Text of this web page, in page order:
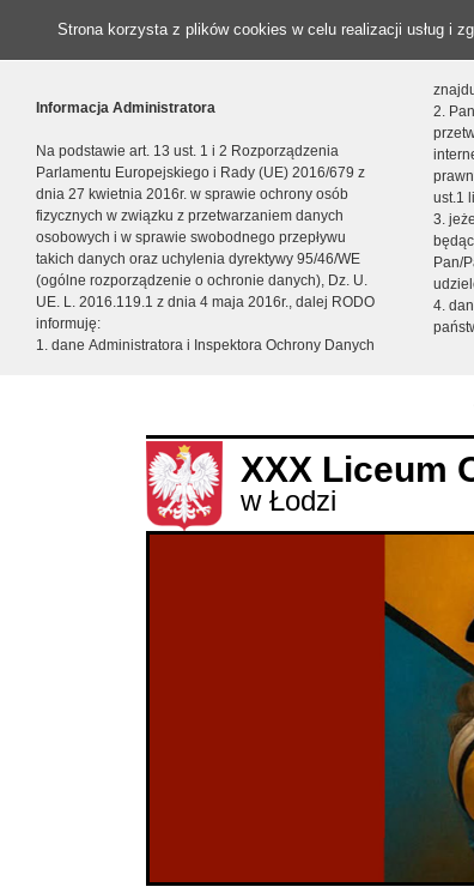
Strona korzysta z plików cookies w celu realizacji usług i
Informacja Administratora
Na podstawie art. 13 ust. 1 i 2 Rozporządzenia
Parlamentu Europejskiego i Rady (UE) 2016/679 z
dnia 27 kwietnia 2016r. w sprawie ochrony osób
fizycznych w związku z przetwarzaniem danych
osobowych i w sprawie swobodnego przepływu
takich danych oraz uchylenia dyrektywy 95/46/WE
(ogólne rozporządzenie o ochronie danych), Dz. U.
UE. L. 2016.119.1 z dnia 4 maja 2016r., dalej RODO
informuję:
1. dane Administratora i Inspektora Ochrony Danych
2.
ust.1
3.
Pan/
4.
XXX Liceum
w Łodzi